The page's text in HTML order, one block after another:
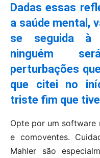
Dadas essas
a saúde mental,
se seguida à
ninguém
perturbações
que citei no
triste fim que
Opte por um software
e comoventes.
Mahler são